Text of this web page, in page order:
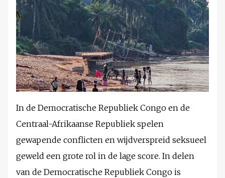
In de Democratische Republiek Congo en de
Centraal-Afrikaanse Republiek spelen
gewapende conflicten en wijdverspreid seksueel
geweld een grote rol in de lage score. In delen
van de Democratische Republiek Congo is